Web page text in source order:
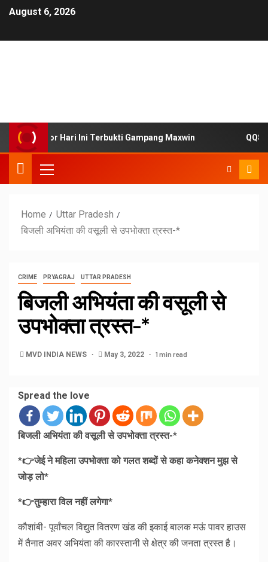
August 6, 2026
Gacor Hari Ini Terbukti Gampang Maxwin QQ88
Home
Uttar Pradesh
बिजली अभियंता की वसूली से उपभोक्ता त्रस्त-*
CRIME PRYAGRAJ UTTAR PRADESH
बिजली अभियंता की वसूली से
उपभोक्ता त्रस्त-*
MVD INDIA NEWS May 3, 2022 1 min read
Spread the love
बिजली अभियंता की वसूली से उपभोक्ता त्रस्त-*
*👉जेई ने महिला उपभोक्ता को गलत शब्दों से कहा कनेक्शन मुझ से
जोड़ लो*
*👉तुम्हारा विल नहीं लगेगा*
कौशांबी- पूर्वांचल विद्युत वितरण खंड की इकाई बालक मऊं पावर हाउस
में तैनात अवर अभियंता की कारस्तानी से क्षेत्र की जनता त्रस्त है।